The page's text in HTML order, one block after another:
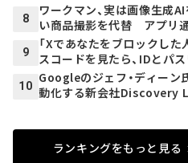
8
ワークマン、実は画像生成
い商品撮影を代替 アプリ
9
「Xであなたをブロックし
スコードを見たら、IDとパ
10
Googleのジェフ・ディーン
動化する新会社Discovery
ランキングをもっと見る